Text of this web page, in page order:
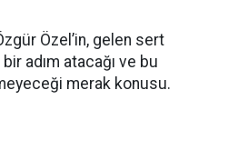
Özel’in, gelen sert
adım atacağı ve bu
merak konusu.